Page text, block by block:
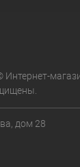
дом 28